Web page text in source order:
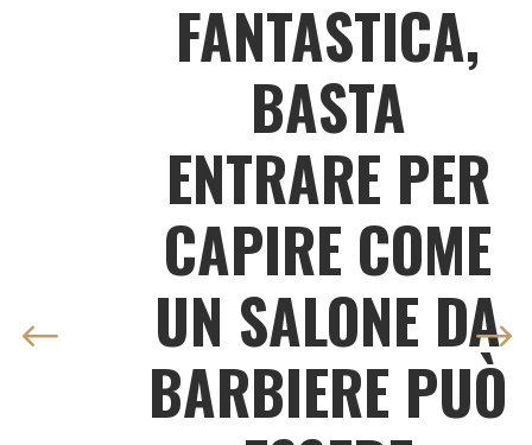
FANTASTICA,
BASTA
ENTRARE PER
CAPIRE COME
UN SALONE DA
BARBIERE PUÒ